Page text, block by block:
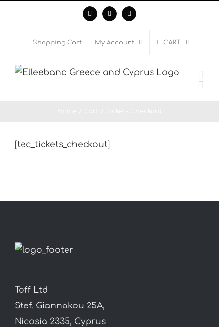
content
FacebookInstagramWhatsApp
Shopping Cart My Account CART
[tec_tickets_checkout]
Toff Ltd
Stef. Giannakou 25A,
Nicosia 2335, Cyprus